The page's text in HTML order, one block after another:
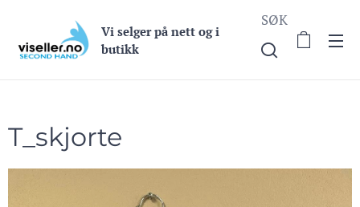
Vi selger på nett og i
butikk
SØK
T_skjorte